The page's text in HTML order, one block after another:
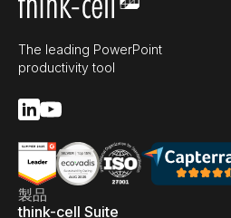
The leading PowerPoint
productivity tool
製品
think-cell Suite